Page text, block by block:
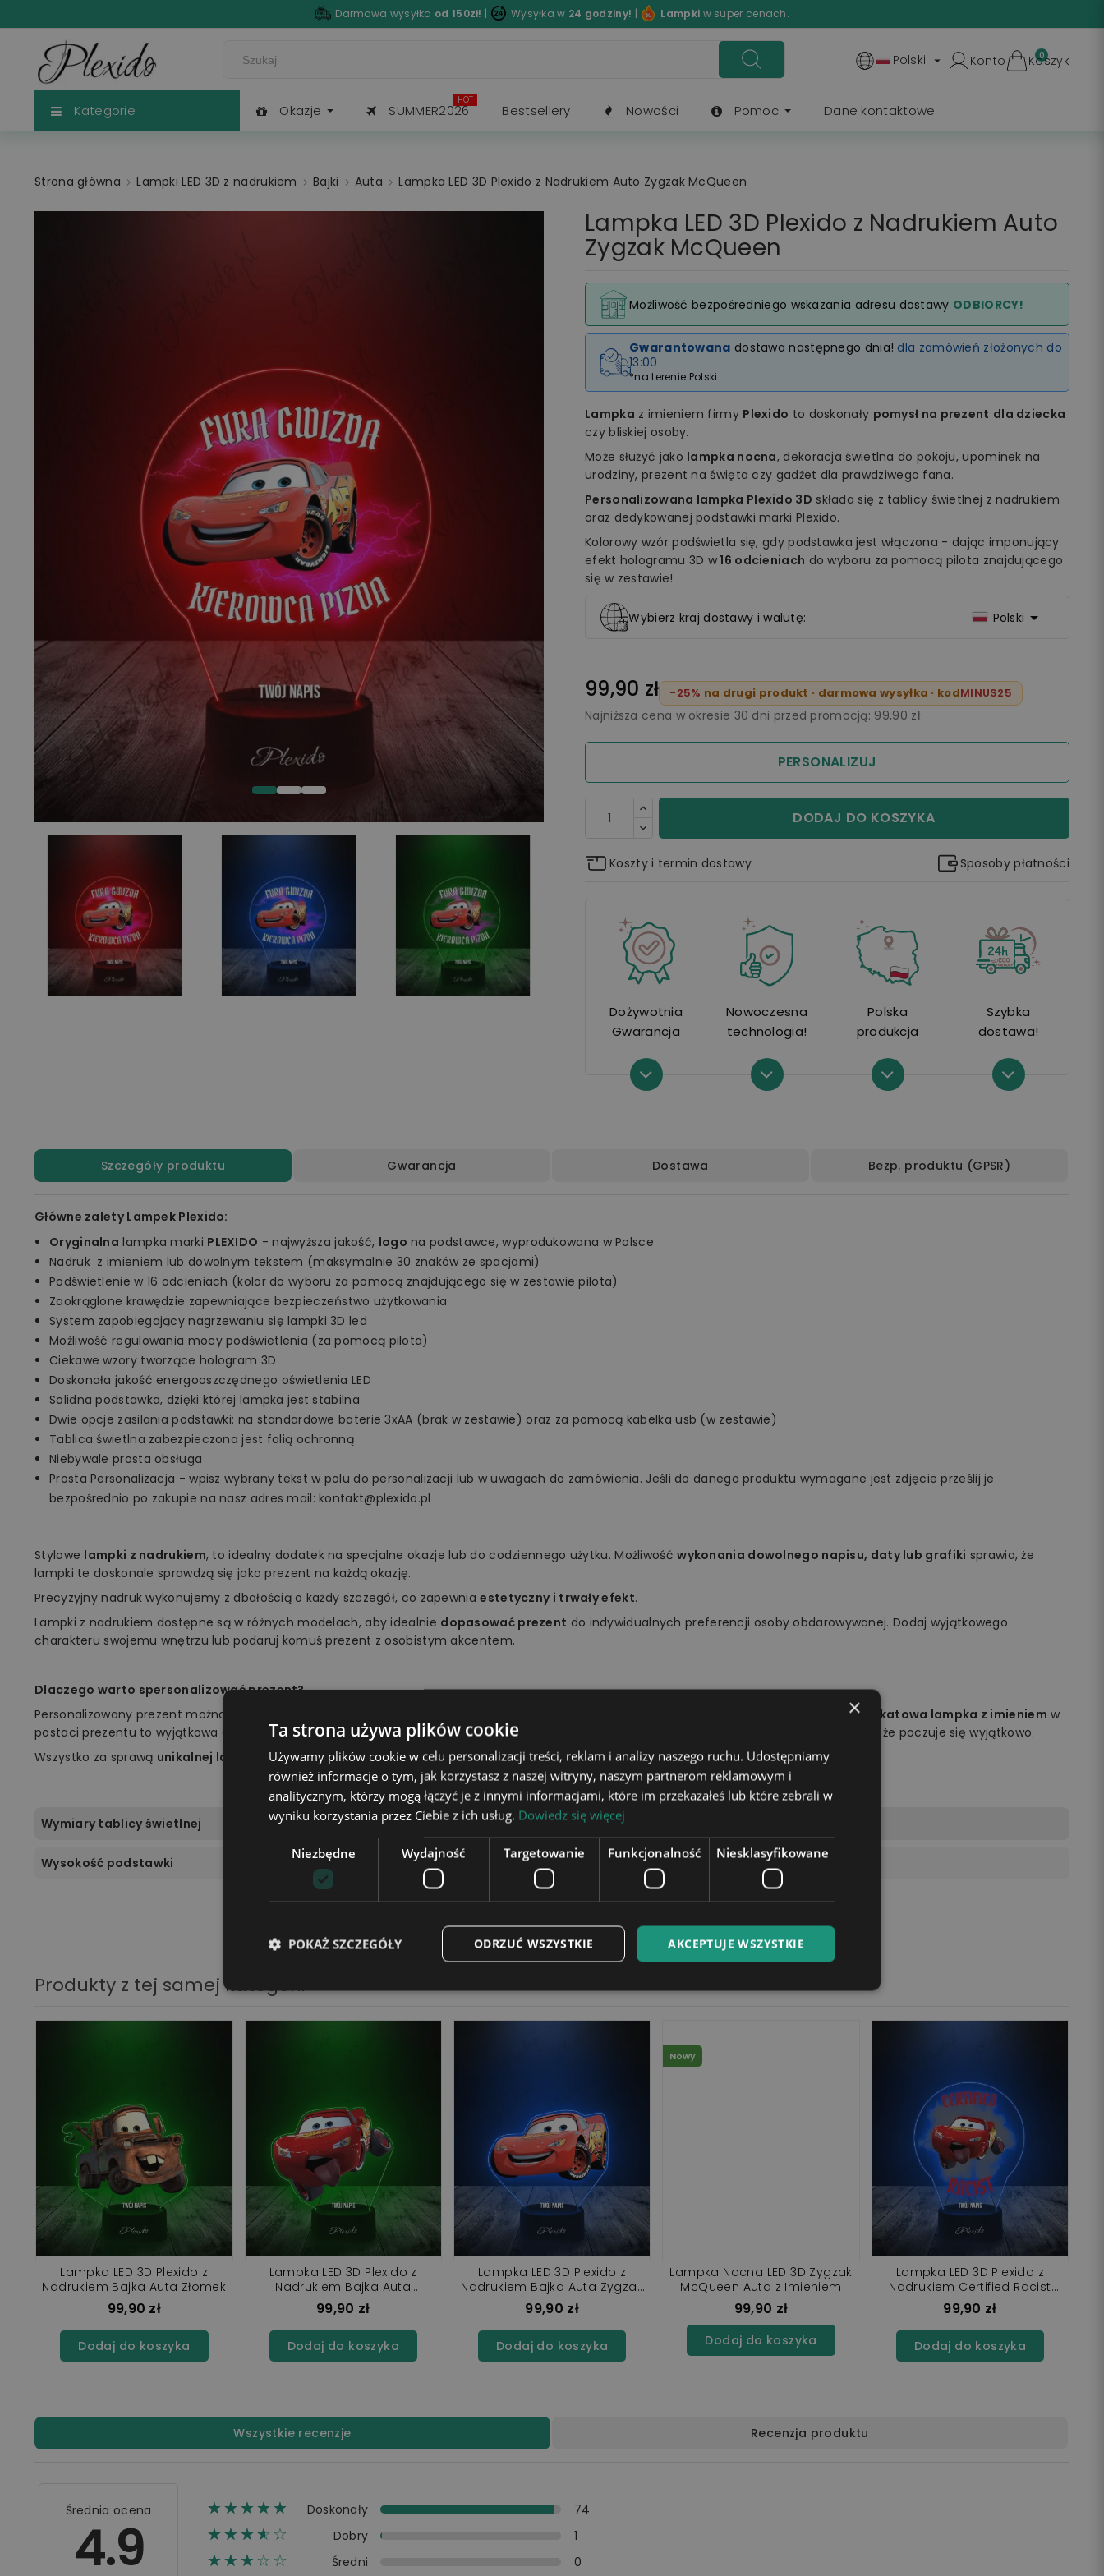
Darmowa wysyłka od 150zł! | Wysyłka w 24 godziny! | Lampki w super cenach.
Polski  Konto 0
Koszyk
Kategorie Okazje SUMMER2026
HOT
Bestsellery Nowości Pomoc Dane kontaktowe
Strona główna Lampki LED 3D z nadrukiem Bajki Auta Lampka LED 3D Plexido z Nadrukiem Auto Zygzak McQueen
Lampka LED 3D Plexido z Nadrukiem Auto
Zygzak McQueen
Możliwość bezpośredniego wskazania adresu dostawy ODBIORCY!
Gwarantowana dostawa następnego dnia! dla zamówień złożonych do
13:00
*na terenie Polski
Lampka z imieniem firmy Plexido to doskonały pomysł na prezent dla dziecka
czy bliskiej osoby.
Może służyć jako lampka nocna, dekoracja świetlna do pokoju, upominek na
urodziny, prezent na święta czy gadżet dla prawdziwego fana.
Personalizowana lampka Plexido 3D składa się z tablicy świetlnej z nadrukiem
oraz dedykowanej podstawki marki Plexido.
Kolorowy wzór podświetla się, gdy podstawka jest włączona - dając imponujący
efekt hologramu 3D w16 odcieniach do wyboru za pomocą pilota znajdującego
się w zestawie!
Wybierz kraj dostawy i walutę: Polski 
99,90 zł -25% na drugi produkt · darmowa wysyłka · kodMINUS25
Najniższa cena w okresie 30 dni przed promocją: 99,90 zł
PERSONALIZUJ
DODAJ DO KOSZYKA
Koszty i termin dostawy Sposoby płatności
Dożywotnia
Gwarancja
Nowoczesna
technologia!
Polska
produkcja
Szybka
dostawa!
Szczegóły produktu Gwarancja Dostawa Bezp. produktu (GPSR)
Główne zalety Lampek Plexido:
Oryginalna lampka marki PLEXIDO - najwyższa jakość, logo na podstawce, wyprodukowana w Polsce
Nadruk z imieniem lub dowolnym tekstem (maksymalnie 30 znaków ze spacjami)
Podświetlenie w 16 odcieniach (kolor do wyboru za pomocą znajdującego się w zestawie pilota)
Zaokrąglone krawędzie zapewniające bezpieczeństwo użytkowania
System zapobiegający nagrzewaniu się lampki 3D led
Możliwość regulowania mocy podświetlenia (za pomocą pilota)
Ciekawe wzory tworzące hologram 3D
Doskonała jakość energooszczędnego oświetlenia LED
Solidna podstawka, dzięki której lampka jest stabilna
Dwie opcje zasilania podstawki: na standardowe baterie 3xAA (brak w zestawie) oraz za pomocą kabelka usb (w zestawie)
Tablica świetlna zabezpieczona jest folią ochronną
Niebywale prosta obsługa
Prosta Personalizacja - wpisz wybrany tekst w polu do personalizacji lub w uwagach do zamówienia. Jeśli do danego produktu wymagane jest zdjęcie prześlij je
bezpośrednio po zakupie na nasz adres mail: kontakt@plexido.pl
Stylowe lampki z nadrukiem, to idealny dodatek na specjalne okazje lub do codziennego użytku. Możliwośćwykonania dowolnego napisu, daty lub grafiki sprawia, że
lampki te doskonale sprawdzą się jako prezent na każdą okazję.
Precyzyjny nadruk wykonujemy z dbałością o każdy szczegół, co zapewniaestetyczny i trwały efekt.
Lampki z nadrukiem dostępne są w różnych modelach, aby idealnie dopasować prezent do indywidualnych preferencji osoby obdarowywanej. Dodaj wyjątkowego
charakteru swojemu wnętrzu lub podaruj komuś prezent z osobistym akcentem.
Dlaczego warto spersonalizować prezent?
Personalizowany prezent można jak najlepiej dopasować do zainteresowań, upodobań, charakteru czy osobowości obdarowywanej osoby.Unikatowa lampka z imieniem w
postaci prezentu to wyjątkowa okazja, aby zrobić niespodziankę bliskiej osobie. Z pewnością wywołasz szeroki uśmiech na jej twarzy i sprawisz, że poczuje się wyjątkowo.
Wszystko za sprawą unikalnej lampki marki Plexido!
Wymiary tablicy świetlnej 18x16cm
Wysokość podstawki 4 cm
Produkty z tej samej kategorii
Lampka LED 3D Plexido z
Nadrukiem Bajka Auta Złomek
99,90 zł
Dodaj do koszyka
Lampka LED 3D Plexido z
Nadrukiem Bajka Auta
McQueen Zygzak
99,90 zł
Dodaj do koszyka
Lampka LED 3D Plexido z
Nadrukiem Bajka Auta Zygzak
McQueen
99,90 zł
Dodaj do koszyka
Nowy
Lampka Nocna LED 3D Zygzak
McQueen Auta z Imieniem
99,90 zł
Dodaj do koszyka
Lampka LED 3D Plexido z
Nadrukiem Certified Racist
Zygzak
99,90 zł
Dodaj do koszyka
Wszystkie recenzje Recenzja produktu
Średnia ocena
4.9
☆☆☆☆☆
★★★★★ Doskonały 74
☆☆☆☆☆
★★★★ Dobry 1
☆☆☆☆☆
★★★ Średni 0
×
Ta strona używa plików cookie
Używamy plików cookie w celu personalizacji treści, reklam i analizy naszego ruchu. Udostępniamy
również informacje o tym, jak korzystasz z naszej witryny, naszym partnerom reklamowym i
analitycznym, którzy mogą łączyć je z innymi informacjami, które im przekazałeś lub które zebrali w
wyniku korzystania przez Ciebie z ich usług. Dowiedz się więcej
Niezbędne Wydajność Targetowanie Funkcjonalność Niesklasyfikowane
AKCEPTUJE WSZYSTKIE
ODRZUĆ WSZYSTKIE
POKAŻ SZCZEGÓŁY